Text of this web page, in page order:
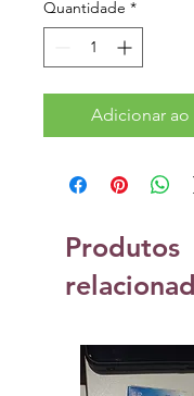
Quantidade *
Adicionar ao
Produtos